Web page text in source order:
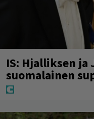
IS: Hjalliksen ja
suomalainen